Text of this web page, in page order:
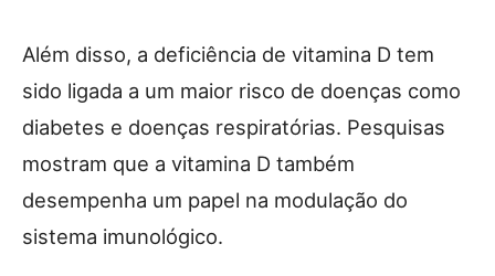
Além disso, a deficiência de vitamina D tem
sido ligada a um maior risco de doenças como
diabetes e doenças respiratórias. Pesquisas
mostram que a vitamina D também
desempenha um papel na modulação do
sistema imunológico.